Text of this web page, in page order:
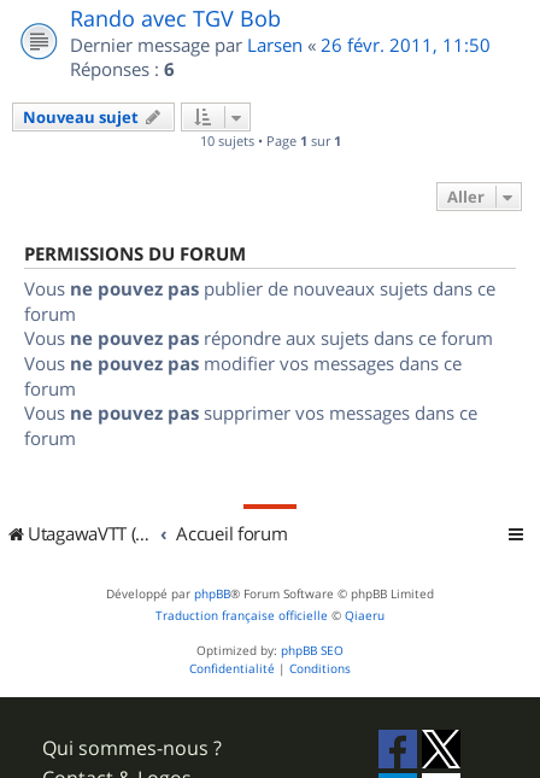
Rando avec TGV Bob
Dernier message par Larsen « 26 févr. 2011, 11:50
Réponses : 6
Nouveau sujet
10 sujets • Page 1 sur 1
Aller
PERMISSIONS DU FORUM
Vous ne pouvez pas publier de nouveaux sujets dans ce
forum
Vous ne pouvez pas répondre aux sujets dans ce forum
Vous ne pouvez pas modifier vos messages dans ce
forum
Vous ne pouvez pas supprimer vos messages dans ce
forum
UtagawaVTT (Randos VTT et VTTAE avec traces GPS) Accueil forum
Développé par phpBB® Forum Software © phpBB Limited
Traduction française officielle © Qiaeru
Optimized by: phpBB SEO
Confidentialité | Conditions
Qui sommes-nous ?